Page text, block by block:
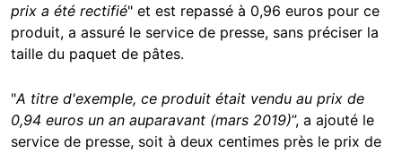
prix a été rectifié" et est repassé à 0,96 euros pour ce
produit, a assuré le service de presse, sans préciser la
taille du paquet de pâtes.
"A titre d'exemple, ce produit était vendu au prix de
0,94 euros un an auparavant (mars 2019)”, a ajouté le
service de presse, soit à deux centimes près le prix de